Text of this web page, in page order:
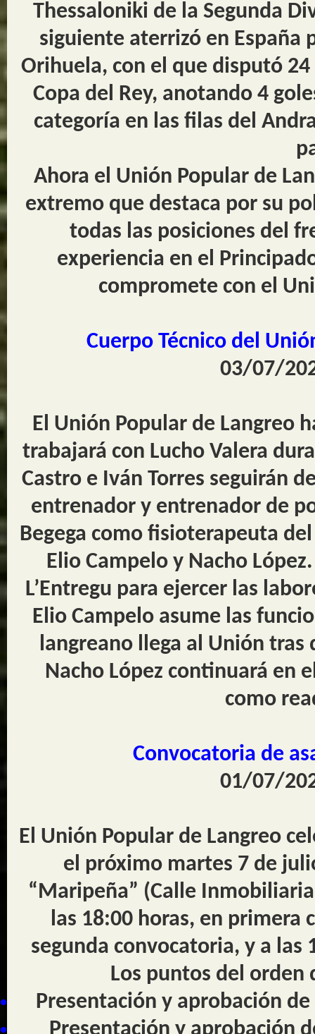
Thessaloniki de la Segunda
siguiente aterrizó en
Orihuela, con el que disputó
Copa del Rey, anotando 4
categoría en las filas del
Ahora el Unión Popular de
extremo que destaca por su
todas las posiciones del
experiencia en el
compromete con el
Cuerpo Técnico del
03/07/
El Unión Popular de Langreo
trabajará con Lucho Valera
Castro e Iván Torres seguirán
entrenador y entrenador de
Begega como fisioterapeuta
Elio Campelo y Nacho
L’Entregu para ejercer las
Elio Campelo asume las
langreano llega al Unión
Nacho López continuará en
como
Convocatoria de
01/07/
El Unión Popular de Langreo
el próximo martes 7 de
“Maripeña” (Calle
las 18:00 horas, en primera
segunda convocatoria, y a las
Los puntos del orden
Presentación y aprobación